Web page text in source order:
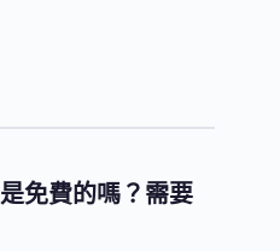
免費的嗎？需要